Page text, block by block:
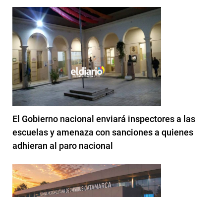
El Gobierno nacional enviará inspectores a las
escuelas y amenaza con sanciones a quienes
adhieran al paro nacional